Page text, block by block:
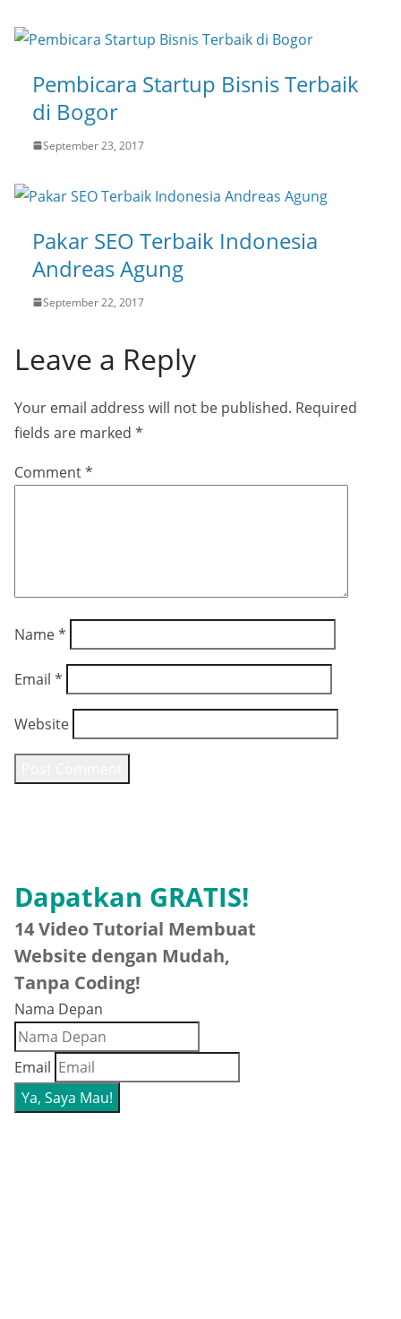
Pembicara Startup Bisnis Terbaik
di Bogor
September 23, 2017
Pakar SEO Terbaik Indonesia
Andreas Agung
September 22, 2017
Leave a Reply
Your email address will not be published. Required
fields are marked *
Comment*
Name*
Email *
Website
Dapatkan GRATIS!
14 Video Tutorial Membuat
Website dengan Mudah,
Tanpa Coding!
Nama Depan
Email